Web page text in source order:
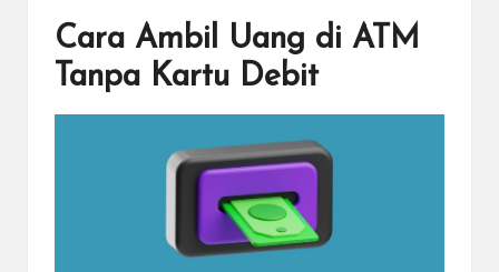
Cara Ambil Uang di ATM
Tanpa Kartu Debit